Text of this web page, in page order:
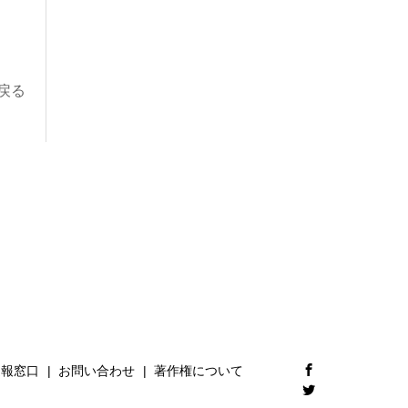
る
窓⼝ お問い合わせ 著作権について